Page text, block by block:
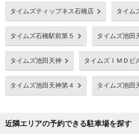
タイムズティップネス石橋店 タイム
タイムズ石橋駅前第５ タイムズ池田
タイムズ池田天神 タイムズＩＭＤビ
タイムズ池田天神第４ タイムズ池田
近隣エリアの予約できる駐車場を探す